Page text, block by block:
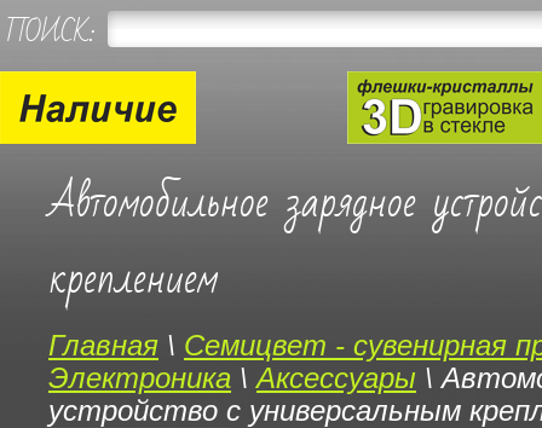
ПОИСК:
Автомобильное зарядное
креплением
Главная \ Семицвет - сувенирная
Электроника \Аксессуары \
устройство с универсальным